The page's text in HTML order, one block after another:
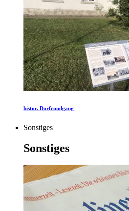
histor. Dorfrundgang
Sonstiges
Sonstiges